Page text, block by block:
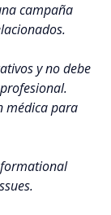
campaña
y no debe
médica para